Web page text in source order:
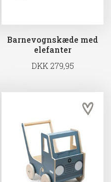
Barnevognskæde med
elefanter
DKK 279,95